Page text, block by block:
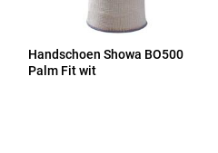
Handschoen Showa BO500
Palm Fit wit